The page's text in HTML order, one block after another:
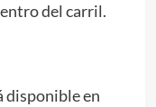
del carril.
disponible en